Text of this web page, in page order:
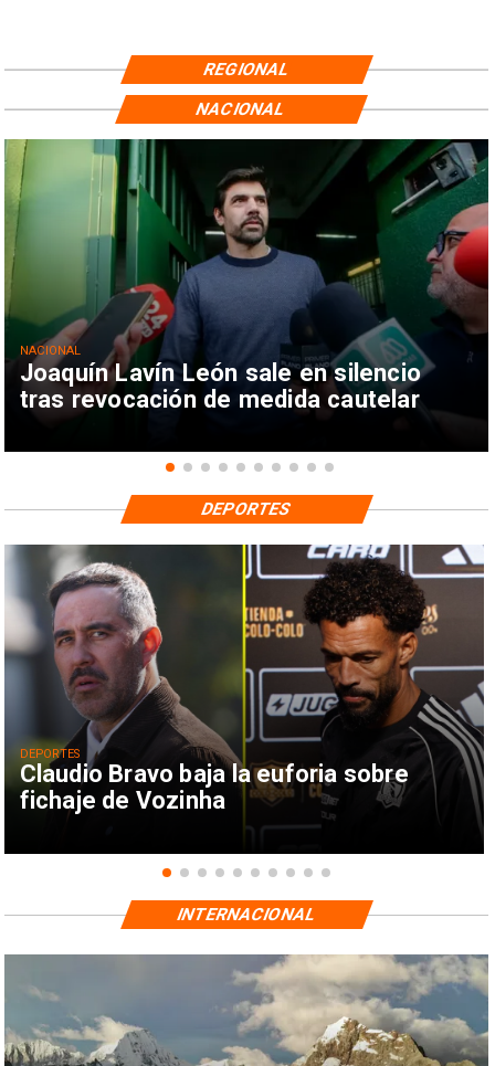
REGIONAL
Joaquín Lavín León sale en silencio
tras revocación de medida cautelar
NACIONAL
NACIONAL
Claudio Bravo baja la euforia sobre
fichaje de Vozinha
DEPORTES
DEPORTES
INTERNACIONAL